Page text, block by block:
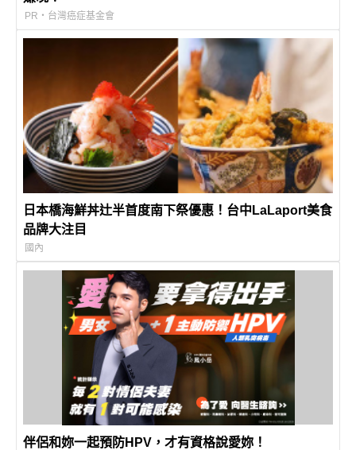
PR・台灣癌症基金會
日本橋海鮮丼辻半首度南下祭優惠！台中LaLaport美食
品牌大注目
國內
伴侶和妳一起預防HPV，才有資格說愛妳！